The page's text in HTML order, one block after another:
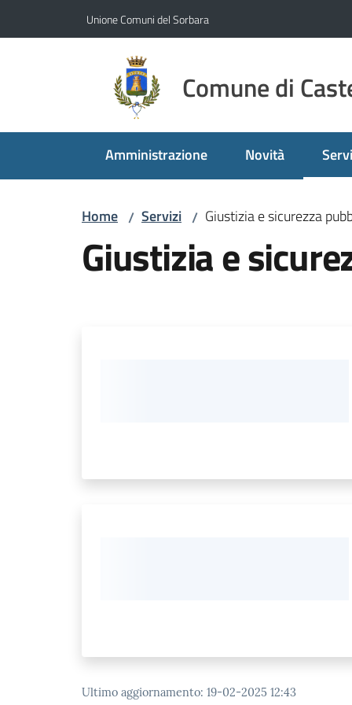
Unione Comuni del Sorbara
Comune di
Amministrazione Novità
Home / Servizi / Giustizia e sicurezza
Giustizia e
Ultimo aggiornamento: 19-02-2025 12:43